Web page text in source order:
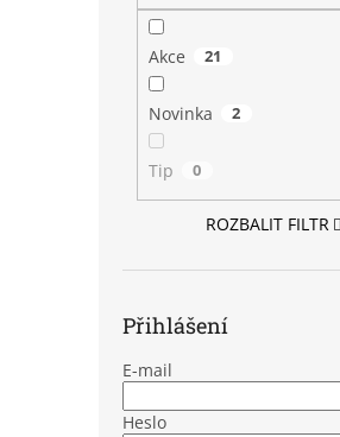
Akce 21
Novinka 2
Tip 0
ROZBALIT FILTR
Přihlášení
E-mail
Heslo